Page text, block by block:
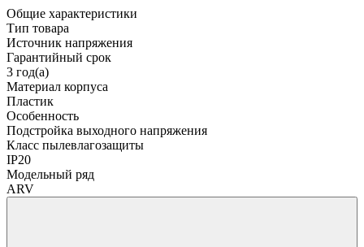
Общие характеристики
Тип товара
Источник напряжения
Гарантийный срок
3 год(а)
Материал корпуса
Пластик
Особенность
Подстройка выходного напряжения
Класс пылевлагозащиты
IP20
Модельный ряд
ARV